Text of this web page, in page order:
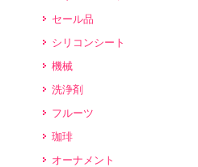
セール品
シリコンシート
機械
洗浄剤
フルーツ
珈琲
オーナメント